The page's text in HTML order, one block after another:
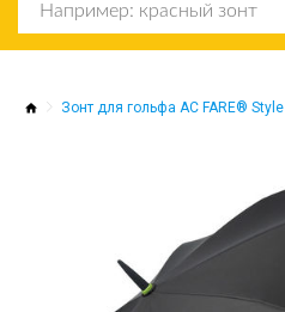
Зонт для гольфа AC FARE® Style